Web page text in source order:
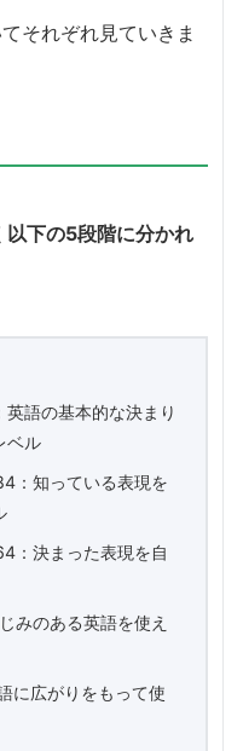
それぞれ見ていきま
以下の5段階に分かれ
語の基本的な決まり
ベル
：知っている表現を
：決まった表現を自
みのある英語を使え
に広がりをもって使